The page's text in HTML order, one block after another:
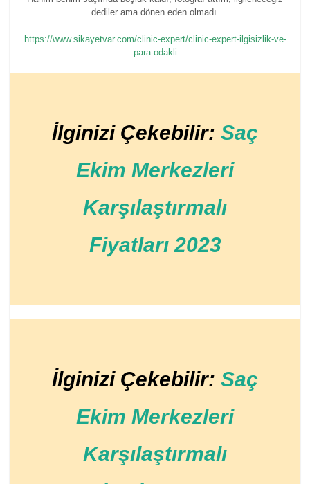
dediler ama dönen eden olmadı.
https://www.sikayetvar.com/clinic-expert/clinic-expert-ilgisizlik-ve-
para-odakli
İlginizi Çekebilir: Saç
Ekim Merkezleri
Karşılaştırmalı
Fiyatları 2023
İlginizi Çekebilir: Saç
Ekim Merkezleri
Karşılaştırmalı